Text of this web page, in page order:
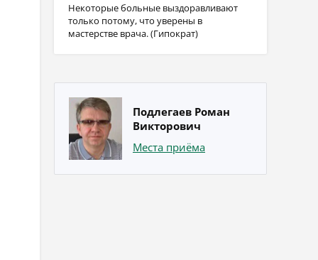
Некоторые больные выздоравливают
только потому, что уверены в
мастерстве врача. (Гипократ)
Подлегаев Роман
Викторович
Места приёма